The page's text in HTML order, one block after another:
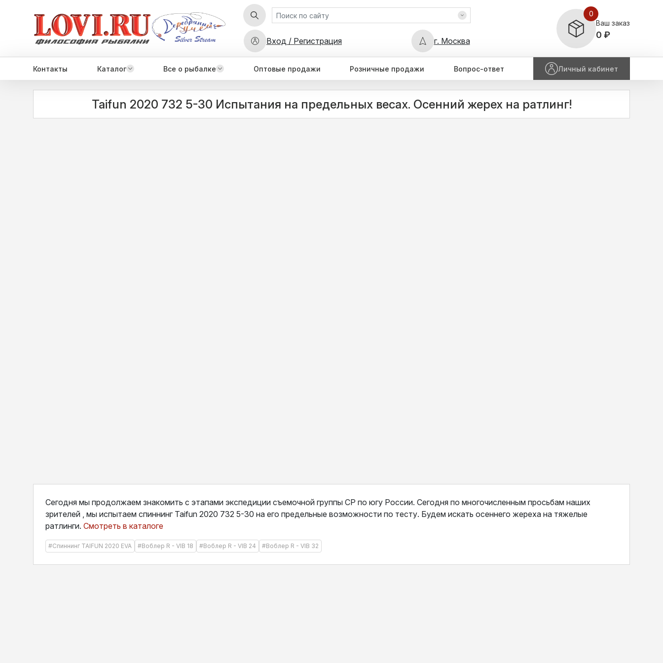
Вход / Регистрация г. Москва
0
Ваш заказ
0 ₽
Контакты Каталог Все о рыбалке Оптовые продажи Розничные продажи Вопрос-ответ Личный кабинет
Taifun 2020 732 5-30 Испытания на предельных весах. Осенний жерех на ратлинг!
Сегодня мы продолжаем знакомить с этапами экспедиции съемочной группы СР по югу России. Сегодня по многочисленным просьбам наших
зрителей , мы испытаем спиннинг Taifun 2020 732 5-30 на его предельные возможности по тесту. Будем искать осеннего жереха на тяжелые
ратлинги. Смотреть в каталоге
#Спиннинг TAIFUN 2020 EVA #Воблер R - VIB 18 #Воблер R - VIB 24 #Воблер R - VIB 32